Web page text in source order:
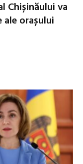
Chișinăului va
orașului